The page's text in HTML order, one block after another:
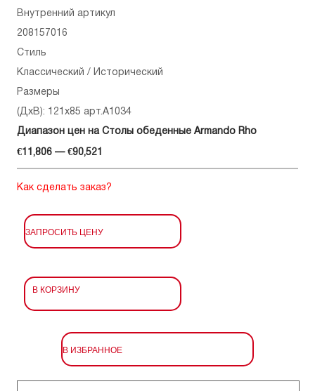
Внутренний артикул
208157016
Стиль
Классический / Исторический
Размеры
(ДхВ): 121x85 арт.A1034
Диапазон цен на Столы обеденные Armando Rho
€11,806 — €90,521
Как сделать заказ?
ЗАПРОСИТЬ ЦЕНУ
В КОРЗИНУ
В ИЗБРАННОЕ